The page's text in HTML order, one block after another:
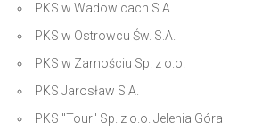
PKS w Wadowicach S.A.
PKS w Ostrowcu Św. S.A.
PKS w Zamościu Sp. z o.o.
PKS Jarosław S.A.
PKS "Tour" Sp. z o.o. Jelenia Góra